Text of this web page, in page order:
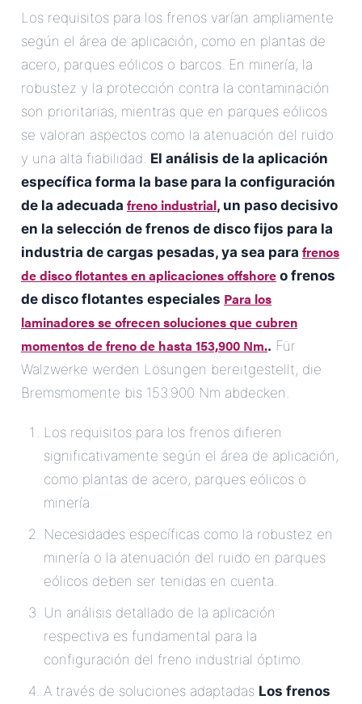
Los requisitos para los frenos varían ampliamente
según el área de aplicación, como en plantas de
acero, parques eólicos o barcos. En minería, la
robustez y la protección contra la contaminación
son prioritarias, mientras que en parques eólicos
se valoran aspectos como la atenuación del ruido
y una alta fiabilidad. El análisis de la aplicación
específica forma la base para la configuración
de la adecuada freno industrial, un paso decisivo
en la selección de frenos de disco fijos para la
industria de cargas pesadas, ya sea para frenos
de disco flotantes en aplicaciones offshore o frenos
de disco flotantes especiales Para los
laminadores se ofrecen soluciones que cubren
momentos de freno de hasta 153,900 Nm.. Für
Walzwerke werden Lösungen bereitgestellt, die
Bremsmomente bis 153.900 Nm abdecken.
Los requisitos para los frenos difieren
significativamente según el área de aplicación,
como plantas de acero, parques eólicos o
minería.
Necesidades específicas como la robustez en
minería o la atenuación del ruido en parques
eólicos deben ser tenidas en cuenta.
Un análisis detallado de la aplicación
respectiva es fundamental para la
configuración del freno industrial óptimo.
A través de soluciones adaptadas Los frenos